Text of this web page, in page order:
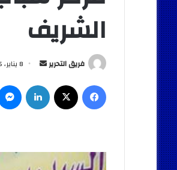
الشريف
فريق التحرير
أرسل
إلكترونيا
8 يناير، 2015
فيسبوك لينكدإن